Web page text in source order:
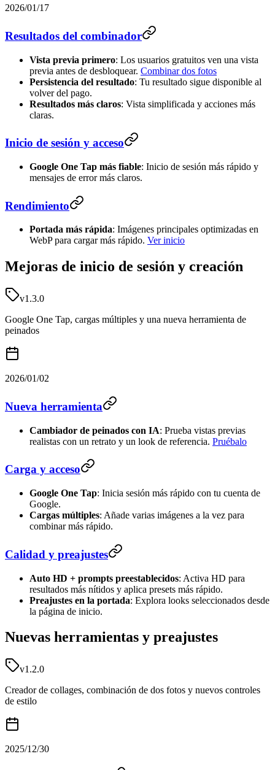
2026/01/17
Resultados del combinador
Vista previa primero: Los usuarios gratuitos ven una vista
previa antes de desbloquear. Combinar dos fotos
Persistencia del resultado: Tu resultado sigue disponible al
volver del pago.
Resultados más claros: Vista simplificada y acciones más
claras.
Inicio de sesión y acceso
Google One Tap más fiable: Inicio de sesión más rápido y
mensajes de error más claros.
Rendimiento
Portada más rápida: Imágenes principales optimizadas en
WebP para cargar más rápido. Ver inicio
Mejoras de inicio de sesión y creación
v1.3.0
Google One Tap, cargas múltiples y una nueva herramienta de
peinados
2026/01/02
Nueva herramienta
Cambiador de peinados con IA: Prueba vistas previas
realistas con un retrato y un look de referencia. Pruébalo
Carga y acceso
Google One Tap: Inicia sesión más rápido con tu cuenta de
Google.
Cargas múltiples: Añade varias imágenes a la vez para
combinar más rápido.
Calidad y preajustes
Auto HD + prompts preestablecidos: Activa HD para
resultados más nítidos y aplica presets más rápido.
Preajustes en la portada: Explora looks seleccionados desde
la página de inicio.
Nuevas herramientas y preajustes
v1.2.0
Creador de collages, combinación de dos fotos y nuevos controles
de estilo
2025/12/30